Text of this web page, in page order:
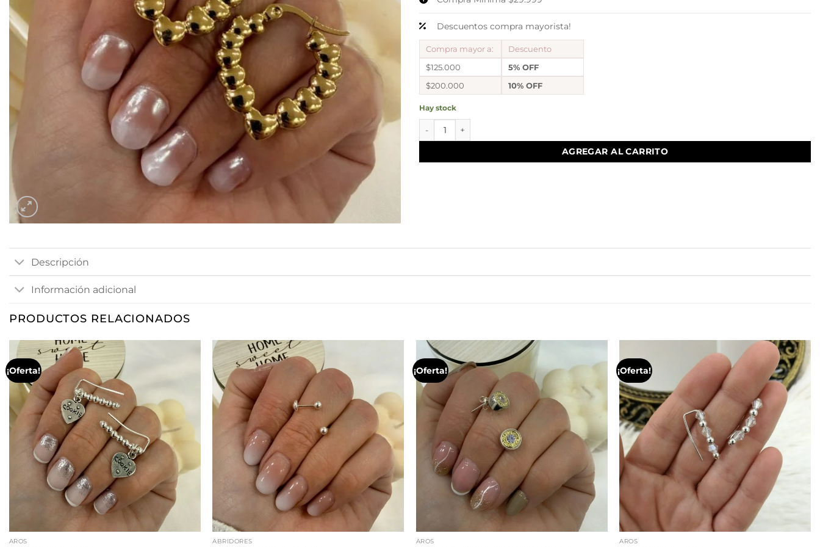
Descuentos compra mayorista!
Compra mayor a:
Descuento
$125.000
5% OFF
$200.000
10% OFF
Hay stock
aros a argollas Acero dorado mod 33 cantidad
AGREGAR AL CARRITO
Descripción
Información adicional
PRODUCTOS RELACIONADOS
¡Oferta!
AROS ABRIDORES
¡Oferta!
AROS
¡Oferta!
AROS